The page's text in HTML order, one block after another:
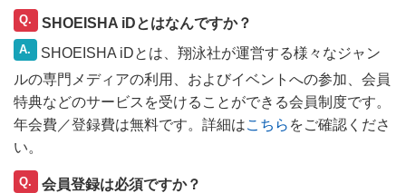
Q. SHOEISHA iDとはなんですか？
A.
SHOEISHA iDとは、翔泳社が運営する様々なジャン
ルの専門メディアの利用、およびイベントへの参加、会員
特典などのサービスを受けることができる会員制度です。
年会費／登録費は無料です。詳細はこちら をご確認くださ
い。
Q. 会員登録は必須ですか？